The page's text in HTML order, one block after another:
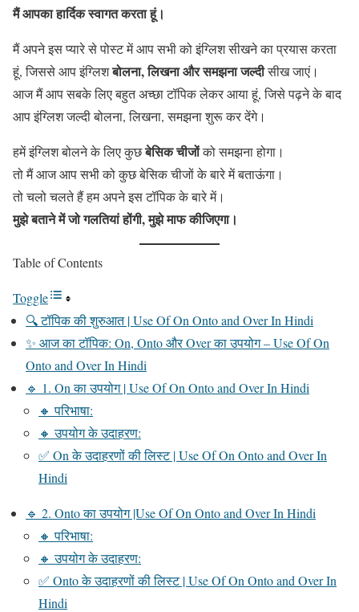
मैं आपका हार्दिक स्वागत करता हूं।
मैं अपने इस प्यारे से पोस्ट में आप सभी को इंग्लिश सीखने का प्रयास करता
हूं, जिससे आप इंग्लिशबोलना, लिखना और समझना जल्दीसीख जाएं।
आज मैं आप सबके लिए बहुत अच्छा टॉपिक लेकर आया हूं, जिसे पढ़ने के बाद
आप इंग्लिश जल्दी बोलना, लिखना, समझना शुरू कर देंगे।
हमें इंग्लिश बोलने के लिए कुछबेसिक चीजोंको समझना होगा।
तो मैं आज आप सभी को कुछ बेसिक चीजों के बारे में बताऊंगा।
तो चलो चलते हैं हम अपने इस टॉपिक के बारे में।
मुझे बताने में जो गलतियां होंगी, मुझे माफ कीजिएगा।
Table of Contents
Toggle
🔍 टॉपिक की शुरुआत | Use Of On Onto and Over In Hindi
✨ आज का टॉपिक: On, Onto और Over का उपयोग – Use Of On
Onto and Over In Hindi
🔹 1. On का उपयोग | Use Of On Onto and Over In Hindi
🔸 परिभाषा:
🔸 उपयोग के उदाहरण:
✅ On के उदाहरणों की लिस्ट | Use Of On Onto and Over In
Hindi
🔹 2. Onto का उपयोग |Use Of On Onto and Over In Hindi
🔸 परिभाषा:
🔸 उपयोग के उदाहरण:
✅ Onto के उदाहरणों की लिस्ट | Use Of On Onto and Over In
Hindi